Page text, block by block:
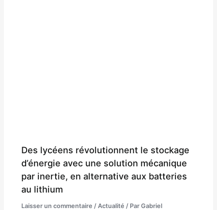
Des lycéens révolutionnent le stockage
d’énergie avec une solution mécanique
par inertie, en alternative aux batteries
au lithium
Laisser un commentaire / Actualité / ParGabriel